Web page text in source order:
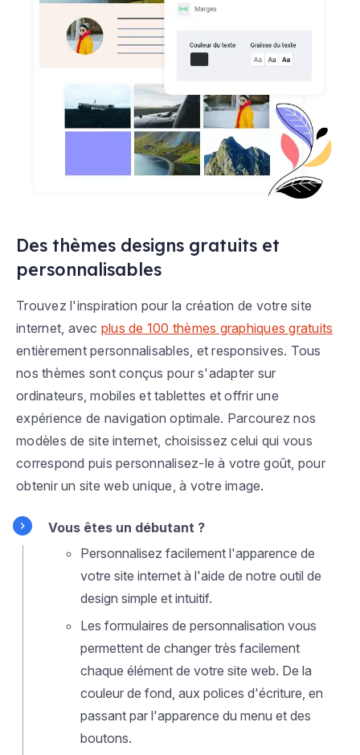
Des thèmes designs gratuits et
personnalisables
Trouvez l'inspiration pour la création de votre site
internet, avec plus de 100 thèmes graphiques gratuits
entièrement personnalisables, et responsives. Tous
nos thèmes sont conçus pour s'adapter sur
ordinateurs, mobiles et tablettes et offrir une
expérience de navigation optimale. Parcourez nos
modèles de site internet, choisissez celui qui vous
correspond puis personnalisez-le à votre goût, pour
obtenir un site web unique, à votre image.
Vous êtes un débutant ?
Personnalisez facilement l'apparence de
votre site internet à l'aide de notre outil de
design simple et intuitif.
Les formulaires de personnalisation vous
permettent de changer très facilement
chaque élément de votre site web. De la
couleur de fond, aux polices d'écriture, en
passant par l'apparence du menu et des
boutons.